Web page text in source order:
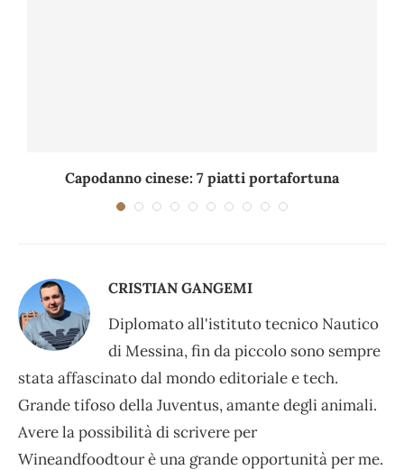
Capodanno cinese: 7 piatti portafortuna
CRISTIAN GANGEMI
Diplomato all'istituto tecnico Nautico
di Messina, fin da piccolo sono sempre
stata affascinato dal mondo editoriale e tech.
Grande tifoso della Juventus, amante degli animali.
Avere la possibilità di scrivere per
Wineandfoodtour è una grande opportunità per me.